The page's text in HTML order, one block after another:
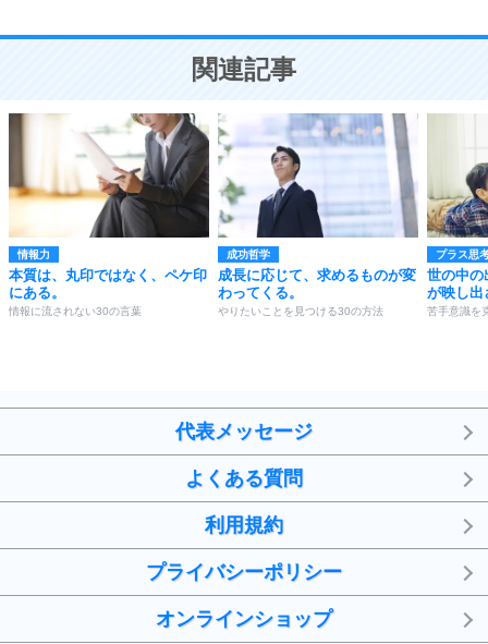
ことが大切。
関連記事
情報力
本質は、丸印ではなく、ペケ印
にある。
情報に流されない30の言葉
成功哲学
成長に応じて、求めるものが変
わってくる。
やりたいことを見つける30の方法
プラス思
世の中の
が映し出
苦手意識を
代表メッセージ
よくある質問
利用規約
プライバシーポリシー
オンラインショップ